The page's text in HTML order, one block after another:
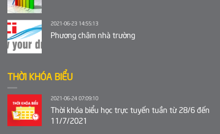
2021-06-23 14:55:13
Phương châm nhà trường
THỜI KHÓA BIỂU
2021-06-24 07:09:10
Thời khóa biểu học trực tuyến tuần từ 28/6 đến
11/7/2021